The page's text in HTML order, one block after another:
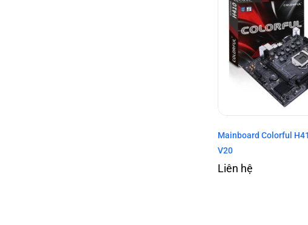
Mainboard Colorful
V20
Liên hệ